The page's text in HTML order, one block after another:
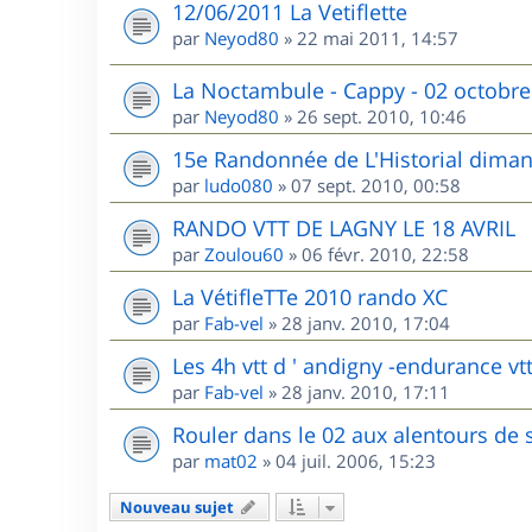
12/06/2011 La Vetiflette
par Neyod80 » 22 mai 2011, 14:57
La Noctambule - Cappy - 02
par Neyod80 » 26 sept. 2010, 10:46
15e Randonnée de L'Historial
par ludo080 » 07 sept. 2010, 00:58
RANDO VTT DE LAGNY LE 18 AVRIL
par Zoulou60 » 06 févr. 2010, 22:58
La VétifleTTe 2010 rando XC
par Fab-vel » 28 janv. 2010, 17:04
Les 4h vtt d ' andigny -endurance
par Fab-vel » 28 janv. 2010, 17:11
Rouler dans le 02 aux alentours de
par mat02 » 04 juil. 2006, 15:23
Nouveau sujet